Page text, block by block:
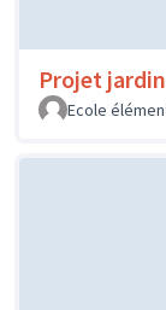
Projet
Ecole